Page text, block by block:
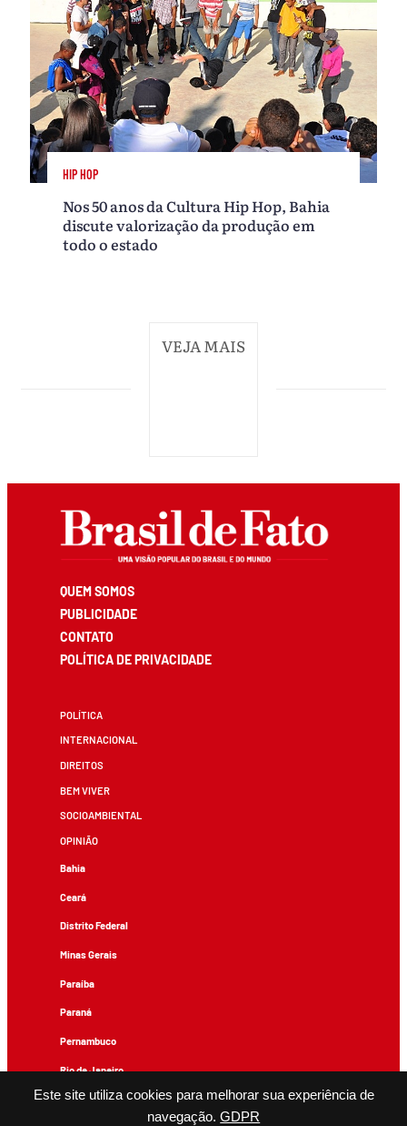
Este site utiliza cookies para melhorar sua experiência de
navegação. GDPR
HIP HOP
Nos 50 anos da Cultura Hip Hop, Bahia
discute valorização da produção em
todo o estado
VEJA MAIS
QUEM SOMOS
PUBLICIDADE
CONTATO
POLÍTICA DE PRIVACIDADE
POLÍTICA
INTERNACIONAL
DIREITOS
BEM VIVER
SOCIOAMBIENTAL
OPINIÃO
Bahia
Ceará
Distrito Federal
Minas Gerais
Paraíba
Paraná
Pernambuco
Rio de Janeiro
Rio Grande do Sul